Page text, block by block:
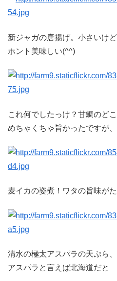
新ジャガの唐揚げ。小さいけ
ホント美味しい(^^)
これ何でしたっけ？甘鯛のど
めちゃくちゃ旨かったですが
麦イカの姿煮！ワタの旨味が
清水の極太アスパラの天ぷら
アスパラと言えば北海道だと